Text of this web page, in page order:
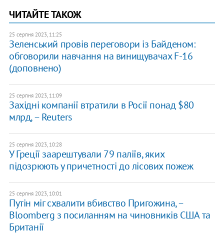
ЧИТАЙТЕ ТАКОЖ
25 серпня 2023, 11:25
Зеленський провів переговори із Байденом:
обговорили навчання на винищувачах F-16
(доповнено)
25 серпня 2023, 11:09
Західні компанії втратили в Росії понад $80
млрд, − Reuters
25 серпня 2023, 10:28
У Греції заарештували 79 паліїв, яких
підозрюють у причетності до лісових пожеж
25 серпня 2023, 10:01
Путін міг схвалити вбивство Пригожина, −
Bloomberg з посиланням на чиновників США та
Британії